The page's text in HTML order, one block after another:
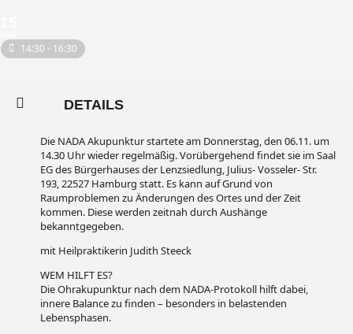
14:30 - 16:30
DETAILS
Die NADA Akupunktur startete am Donnerstag, den 06.11. um
14.30 Uhr wieder regelmäßig. Vorübergehend findet sie im Saal
EG des Bürgerhauses der Lenzsiedlung, Julius- Vosseler- Str.
193, 22527 Hamburg statt. Es kann auf Grund von
Raumproblemen zu Änderungen des Ortes und der Zeit
kommen. Diese werden zeitnah durch Aushänge
bekanntgegeben.
mit Heilpraktikerin Judith Steeck
WEM HILFT ES?
Die Ohrakupunktur nach dem NADA-Protokoll hilft dabei,
innere Balance zu finden – besonders in belastenden
Lebensphasen.